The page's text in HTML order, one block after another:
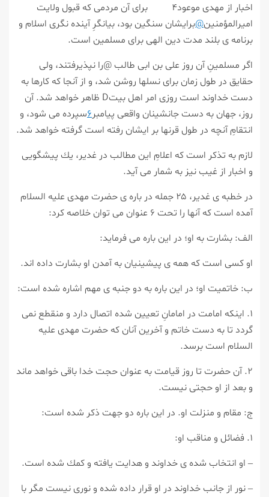
اخبار از مهدى موعود۴ براى آن مردمى كه قبول ولايت
اميرالمؤمنين@برايشان سنگين بود، بيانگرِ آينده نگرى اسلام و
برنامه ى بلند مدت دين الهى براى مسلمين است.
اگر مسلمينِ آن روز على بن ابى طالب @را نپذيرفتند، ولى
حقايق در طول زمان براى نسلها روشن شد، و از آنجا كه كارها به
دست خداوند است روزى امر اهل بيتD ظاهر خواهد شد. آن
روز، جهان به دست جانشينان واقعى پيامبر۶سپرده مى شود، و
انتقامِ آنچه در طول قرنها بر ايشان رفته است گرفته خواهد شد.
لازم به تذكر است كه اعلامِ اين مطالب در غدير، يك پيشگويى
و اخبار از غيب نيز به شمار مى آيد.
در خطبه ى غدير، ۲۵ جمله در باره ى حضرت مهدى عليه السلام
آمده است كه آنها را تحت ۶ عنوان مى توان خلاصه كرد:
الف: بشارت به او؛ در اين باره مى فرمايد:
او كسى است كه همه ى پيشينيان به آمدن او بشارت داده اند.
ب: خاتميت او؛ در اين باره به دو جنبه ى مهم اشاره شده است:
۱. اينكه امامت در امامانِ تعيين شده اتصال دارد و منقطع نمى
گردد تا به دست خاتم و آخرين آنان كه حضرت مهدى عليه
السلام است برسد.
۲. آن حضرت تا روز قيامت به عنوان حجت خدا باقى خواهد ماند
و بعد از او حجتى نيست.
ج: مقام و منزلت او. در اين باره دو جهت ذكر شده است:
۱. فضائل و مناقب او:
– او انتخاب شده ى خداوند و هدايت يافته و كمك شده است.
– نور از جانب خداوند در او قرار داده شده و نورى نيست مگر با